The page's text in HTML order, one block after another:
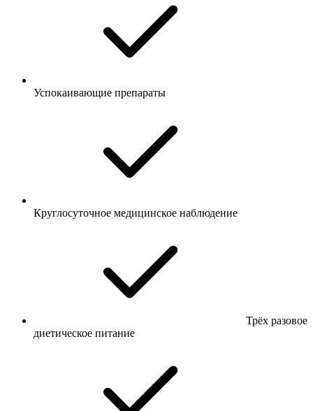
Успокаивающие препараты
Круглосуточное медицинское наблюдение
Трёх разовое
диетическое питание